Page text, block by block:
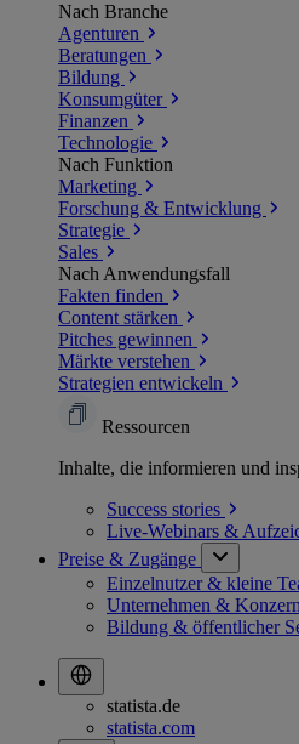
Nach Branche
Agenturen
Beratungen
Bildung
Konsumgüter
Finanzen
Technologie
Nach Funktion
Marketing
Forschung & Entwicklung
Strategie
Sales
Nach Anwendungsfall
Fakten finden
Content stärken
Pitches gewinnen
Märkte verstehen
Strategien entwickeln
Ressourcen
Inhalte, die informieren und
Success stories
Live-Webinars &
Preise & Zugänge
Einzelnutzer & kleine
Unternehmen &
Bildung & öffentlicher
statista.de
statista.com